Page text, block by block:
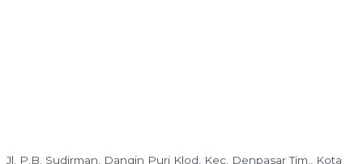
Jl. P.B. Sudirman, Dangin Puri Klod, Kec. Denpasar Tim., Kota